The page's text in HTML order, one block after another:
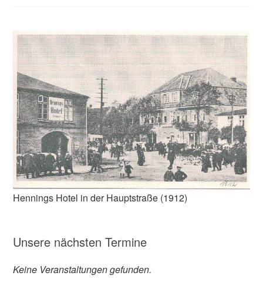
Hennings Hotel in der Hauptstraße (1912)
Unsere nächsten Termine
Keine Veranstaltungen gefunden.